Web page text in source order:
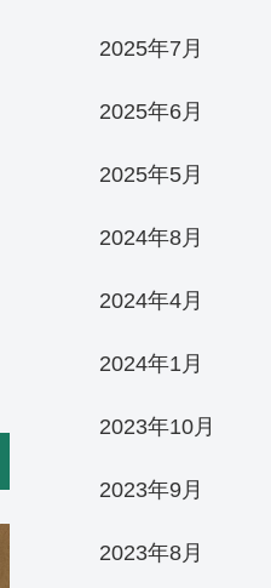
2025年7月
2025年6月
2025年5月
2024年8月
2024年4月
2024年1月
2023年10月
2023年9月
2023年8月